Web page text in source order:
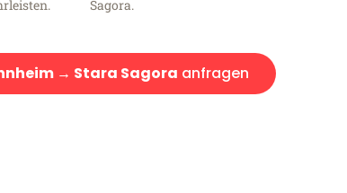
Sagora.
→ Stara Sagora anfragen